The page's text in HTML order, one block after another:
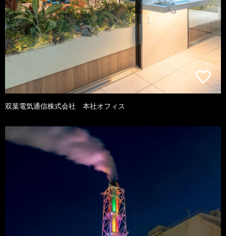
双葉電気通信株式会社 本社オフィス